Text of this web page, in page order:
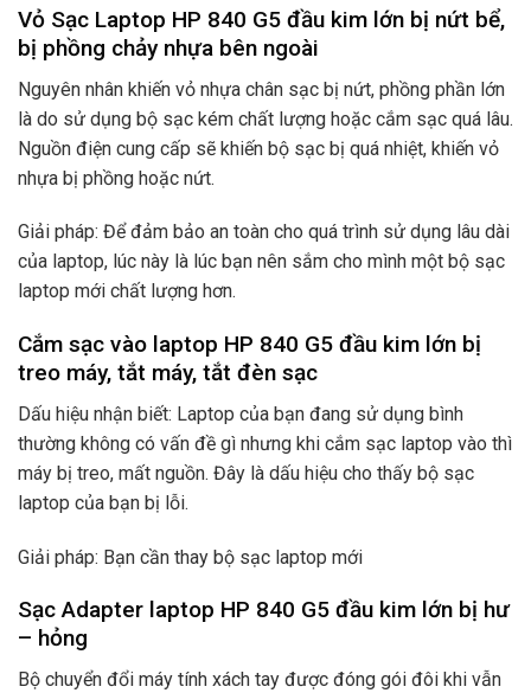
Vỏ Sạc Laptop HP 840 G5 đầu kim lớn bị nứt bể,
bị phồng chảy nhựa bên ngoài
Nguyên nhân khiến vỏ nhựa chân sạc bị nứt, phồng phần lớn
là do sử dụng bộ sạc kém chất lượng hoặc cắm sạc quá lâu.
Nguồn điện cung cấp sẽ khiến bộ sạc bị quá nhiệt, khiến vỏ
nhựa bị phồng hoặc nứt.
Giải pháp: Để đảm bảo an toàn cho quá trình sử dụng lâu dài
của laptop, lúc này là lúc bạn nên sắm cho mình một bộ sạc
laptop mới chất lượng hơn.
Cắm sạc vào laptop HP 840 G5 đầu kim lớn bị
treo máy, tắt máy, tắt đèn sạc
Dấu hiệu nhận biết: Laptop của bạn đang sử dụng bình
thường không có vấn đề gì nhưng khi cắm sạc laptop vào thì
máy bị treo, mất nguồn. Đây là dấu hiệu cho thấy bộ sạc
laptop của bạn bị lỗi.
Giải pháp: Bạn cần thay bộ sạc laptop mới
Sạc Adapter laptop HP 840 G5 đầu kim lớn bị hư
– hỏng
Bộ chuyển đổi máy tính xách tay được đóng gói đôi khi vẫn